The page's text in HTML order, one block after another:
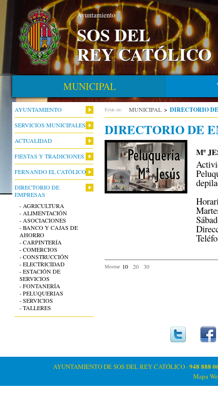
DIRECTORIO DE
Mª
Mostrar 10 20 30
Estás en: MUNICIPAL > DIRECTORIO
AYUNTAMIENTO
SERVICIOS MUNICIPALES
ACTUALIDAD
FIESTAS Y TRADICIONES
FERNANDO EL CATÓLICO
DIRECTORIO DE
EMPRESAS
- AGRICULTURA
- ALIMENTACIÓN
- ASOCIACIONES
- BANCO Y CAJAS DE
AHORRO
- CARPINTERÍA
- COMERCIOS
- CONSTRUCCIÓN
- ELECTRICIDAD
- ESTACIÓN DE
SERVICIOS
- FONTANERÍA
- PELUQUERIAS
- SERVICIOS
- TALLERES
MUNICIPAL
Ayuntamiento
SOS DEL
REY CATÓLICO
AYUNTAMIENTO DE SOS DEL REY CATÓLICO ·948 888
Mapa